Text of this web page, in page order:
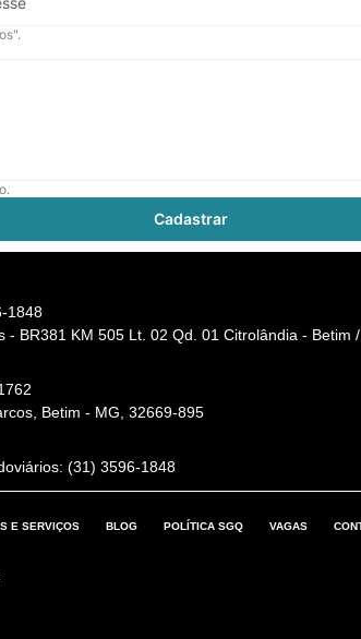
Cadastrar
1848
- BR381 KM 505 Lt. 02 Qd. 01 Citrolândia - Betim
Betim - MG, 32669-895
(31) 3596-1848
E SERVIÇOS BLOG POLÍTICA SGQ VAGAS